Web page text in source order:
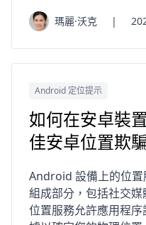
瑪麗·沃克 |
Android 定位提示
如何在安卓裝
佳安卓位置欺
Android 設備上的位
組成部分，包括社交
位置服務允許應用程